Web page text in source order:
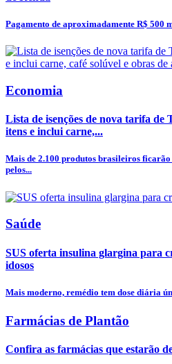
Pagamento de aproximadamente R$ 500
Economia
Lista de isenções de nova tarifa de
itens e inclui carne,...
Mais de 2.100 produtos brasileiros
pelos...
Saúde
SUS oferta insulina glargina para
idosos
Mais moderno, remédio tem dose diária
Farmácias de Plantão
Confira as farmácias que estarão